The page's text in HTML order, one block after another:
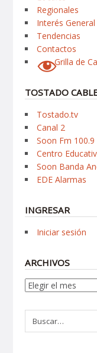
Regionales
Interés General
Tendencias
Contactos
Grilla de
TOSTADO
Tostado.tv
Canal 2
Soon Fm 100.9
Centro
Soon Banda
EDE Alarmas
INGRESAR
Iniciar sesión
ARCHIVOS
Archivos